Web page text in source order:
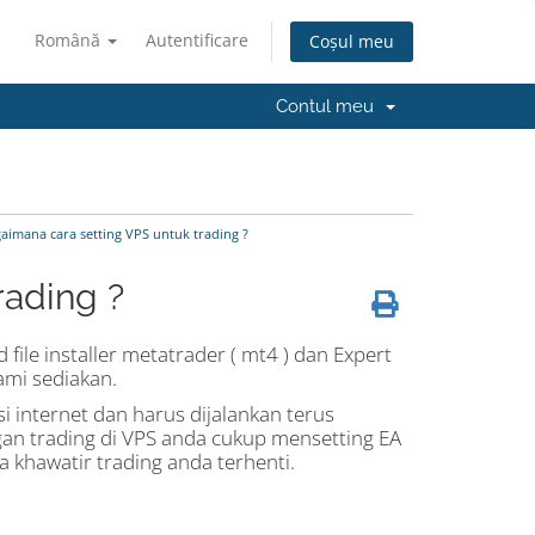
Română Autentificare Coșul meu
Contul meu
cara setting VPS untuk trading ?
?
file installer metatrader ( mt4 ) dan Expert
sediakan.
internet dan harus dijalankan terus
trading di VPS anda cukup mensetting EA
khawatir trading anda terhenti.